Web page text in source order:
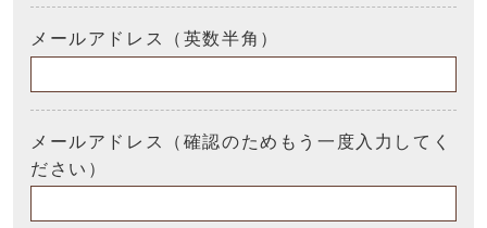
メールアドレス（英数半角）
メールアドレス（確認のためもう一度入力してく
ださい）